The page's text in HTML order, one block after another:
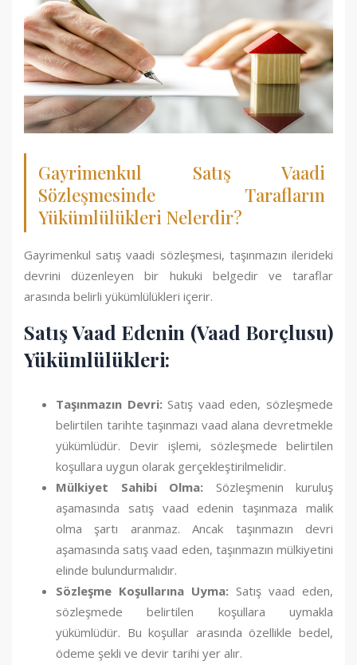
Gayrimenkul Satış Vaadi
Sözleşmesinde Tarafların
Yükümlülükleri Nelerdir?
Gayrimenkul satış vaadi sözleşmesi, taşınmazın ilerideki
devrini düzenleyen bir hukuki belgedir ve taraflar
arasında belirli yükümlülükleri içerir.
Satış Vaad Edenin (Vaad Borçlusu)
Yükümlülükleri:
Taşınmazın Devri: Satış vaad eden, sözleşmede
belirtilen tarihte taşınmazı vaad alana devretmekle
yükümlüdür. Devir işlemi, sözleşmede belirtilen
koşullara uygun olarak gerçekleştirilmelidir.
Mülkiyet Sahibi Olma: Sözleşmenin kuruluş
aşamasında satış vaad edenin taşınmaza malik
olma şartı aranmaz. Ancak taşınmazın devri
aşamasında satış vaad eden, taşınmazın mülkiyetini
elinde bulundurmalıdır.
Sözleşme Koşullarına Uyma: Satış vaad eden,
sözleşmede belirtilen koşullara uymakla
yükümlüdür. Bu koşullar arasında özellikle bedel,
ödeme şekli ve devir tarihi yer alır.